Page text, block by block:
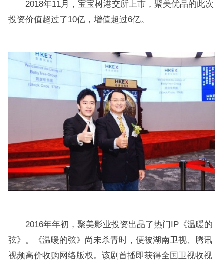
2018年11月，宝宝树港交所上市，聚美优品的此次
投资价值超过了10亿，增值超过6亿。
2016年年初，聚美影业投资出品了热门IP《温暖的
弦》。《温暖的弦》尚未杀青时，便被湖南卫视、腾讯
视频高价收购网络版权。该剧首播即获得全国卫视收视